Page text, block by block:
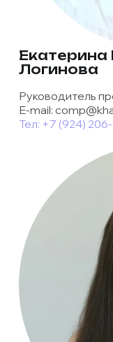
Екатерина
Логинова
Руководитель
E-mail:
Тел: +7 (924)